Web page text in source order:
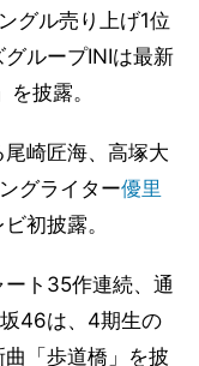
グル売り上げ1位
ループINIは最新
披露。
崎匠海、高塚大
グライター優里
初披露。
ト35作連続、通
46は、4期生の
「歩道橋」を披